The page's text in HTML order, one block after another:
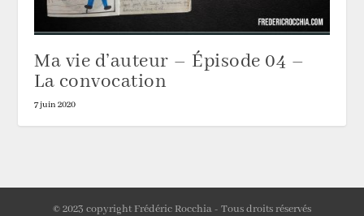
Ma vie d’auteur – Épisode 04 –
La convocation
7 juin 2020
© 2023 copyright Frédéric Rocchia - Tous droits réservés